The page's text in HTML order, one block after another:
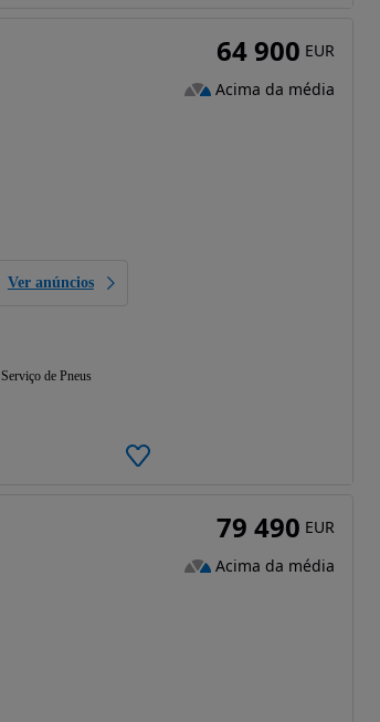
Ver anúncios
Serviço de Pneus
64 900 EUR
Acima da média
79 490 EUR
Acima da média